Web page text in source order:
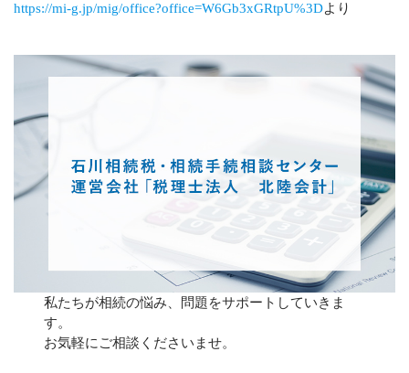
https://mi-g.jp/mig/office?office=W6Gb3xGRtpU%3Dより
私たちが相続の悩み、問題をサポートしていきま
す。
お気軽にご相談くださいませ。